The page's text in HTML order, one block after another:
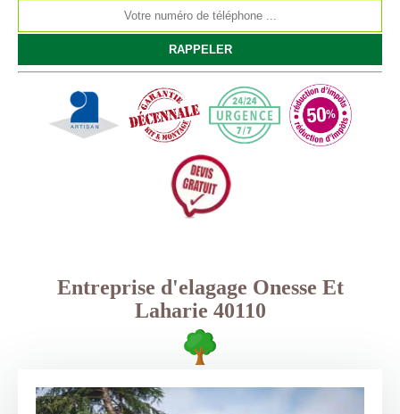
Entreprise d'elagage Onesse Et
Laharie 40110